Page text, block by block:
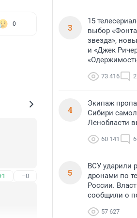
0
–0
3
15
выбор
звезда»,
и «Джек
73 416
4
Экипаж
Сибири
Ленобласти
60 141
5
ВСУ ударили
дронами по
России.
сообщили о
57 627